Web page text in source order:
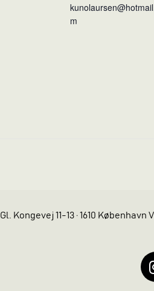
m
Gl. Kongevej 11-13 · 1610 København